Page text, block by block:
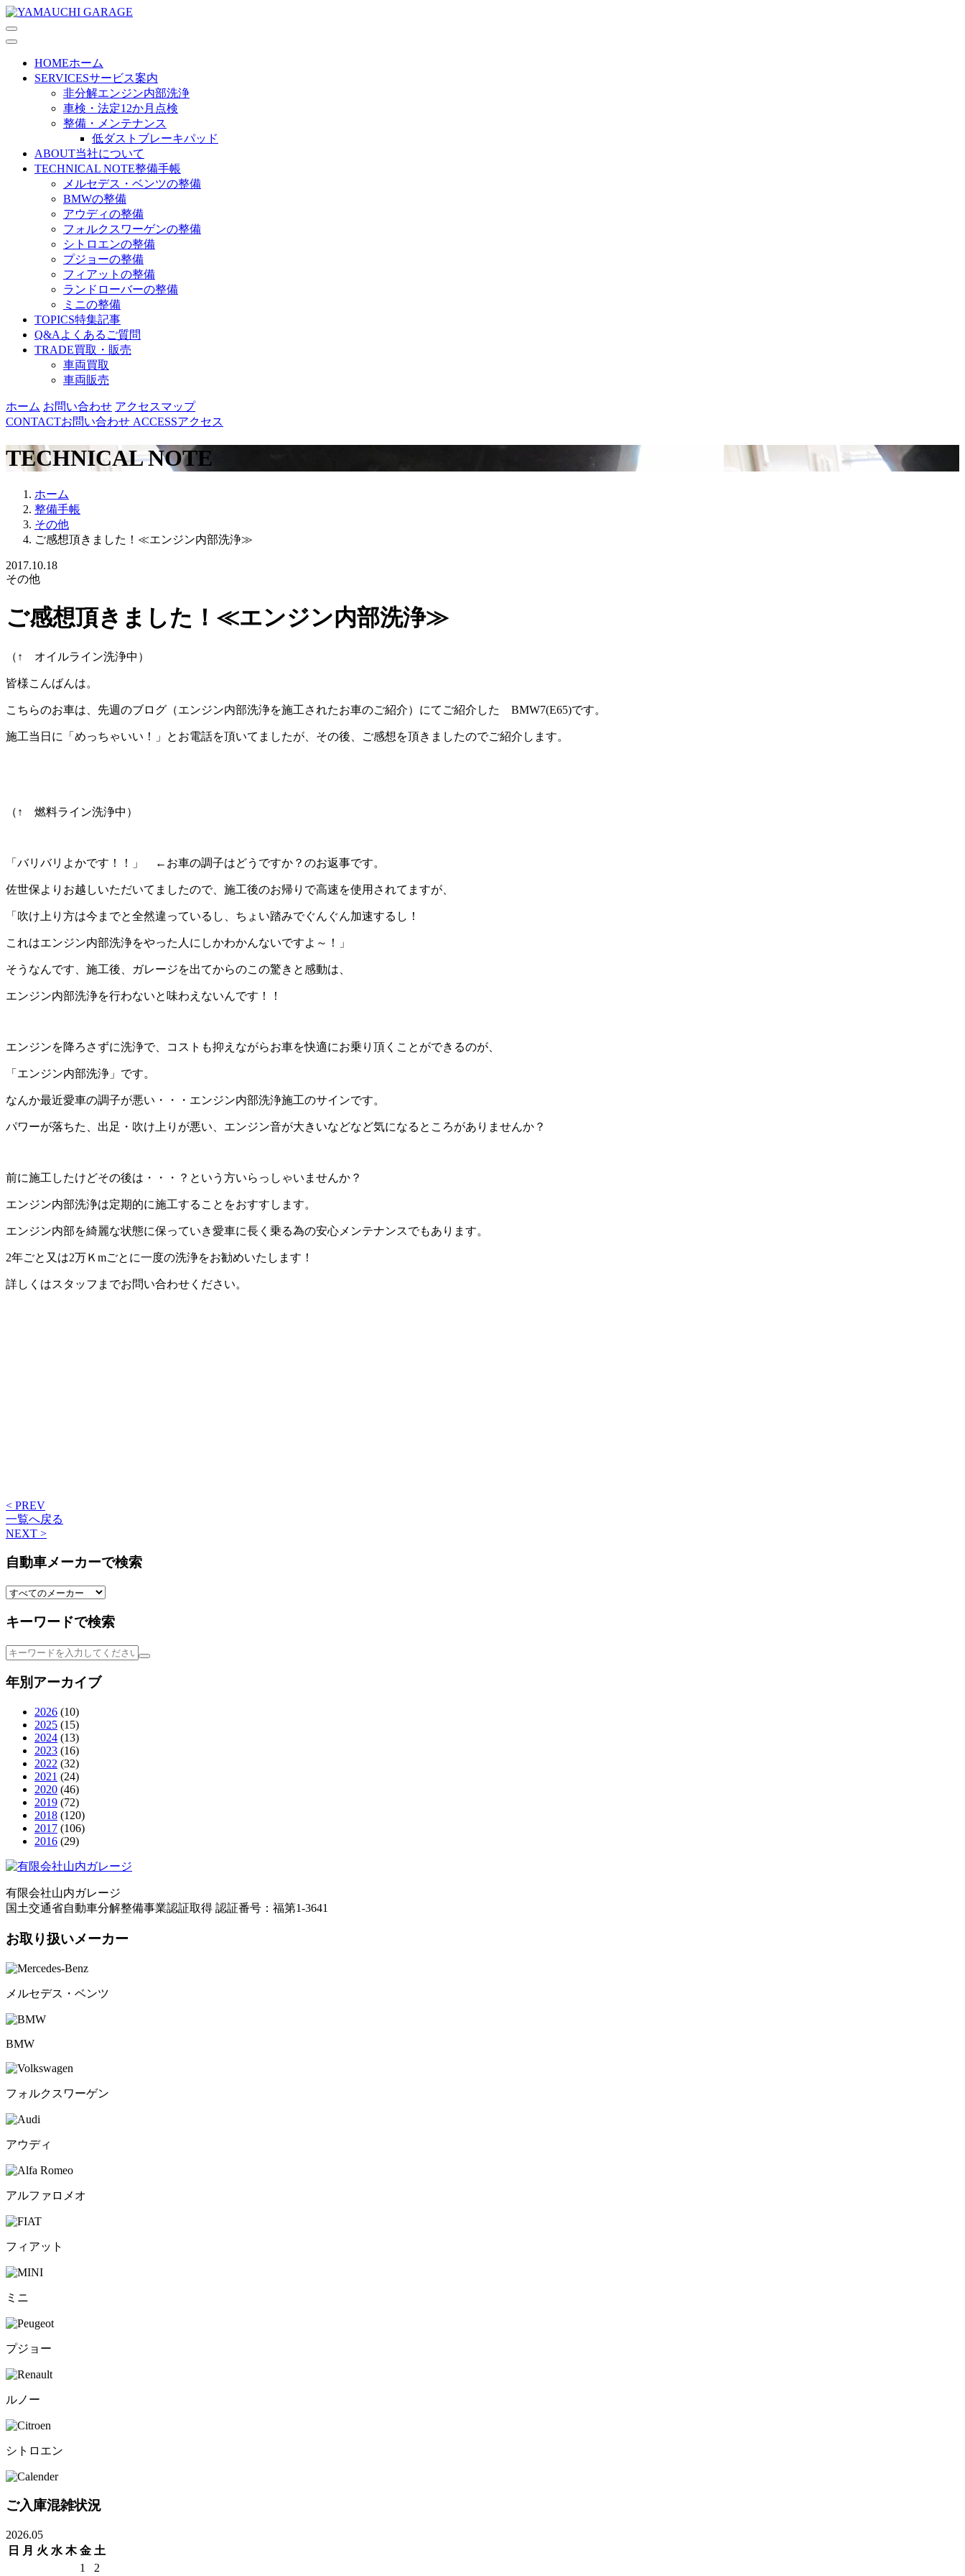
HOMEホーム
SERVICESサービス案内
非分解エンジン内部洗浄
車検・法定12か月点検
整備・メンテナンス
低ダストブレーキパッド
ABOUT当社について
TECHNICAL NOTE整備手帳
メルセデス・ベンツの整備
BMWの整備
アウディの整備
フォルクスワーゲンの整備
シトロエンの整備
プジョーの整備
フィアットの整備
ランドローバーの整備
ミニの整備
TOPICS特集記事
Q&A よくあるご質問
TRADE買取・販売
車両買取
車両販売
ホーム お問い合わせ アクセスマップ
CONTACTお問い合わせ ACCESSアクセス
TECHNICAL NOTE
ホーム
整備手帳
その他
ご感想頂きました！≪エンジン内部洗浄≫
2017.10.18
その他
ご感想頂きました！≪エンジン内部洗浄≫
（↑ オイルライン洗浄中）
皆様こんばんは。
こちらのお車は、先週のブログ（エンジン内部洗浄を施工されたお車のご紹介）にてご紹介した BMW7(E65)です。
施工当日に「めっちゃいい！」とお電話を頂いてましたが、その後、ご感想を頂きましたのでご紹介します。
（↑ 燃料ライン洗浄中）
「バリバリよかです！！」 ←お車の調子はどうですか？のお返事です。
佐世保よりお越しいただいてましたので、施工後のお帰りで高速を使用されてますが、
「吹け上り方は今までと全然違っているし、ちょい踏みでぐんぐん加速するし！
これはエンジン内部洗浄をやった人にしかわかんないですよ～！」
そうなんです、施工後、ガレージを出てからのこの驚きと感動は、
エンジン内部洗浄を行わないと味わえないんです！！
エンジンを降ろさずに洗浄で、コストも抑えながらお車を快適にお乗り頂くことができるのが、
「エンジン内部洗浄」です。
なんか最近愛車の調子が悪い・・・エンジン内部洗浄施工のサインです。
パワーが落ちた、出足・吹け上りが悪い、エンジン音が大きいなどなど気になるところがありませんか？
前に施工したけどその後は・・・？という方いらっしゃいませんか？
エンジン内部洗浄は定期的に施工することをおすすします。
エンジン内部を綺麗な状態に保っていき愛車に長く乗る為の安心メンテナンスでもあります。
2年ごと又は2万Ｋmごとに一度の洗浄をお勧めいたします！
詳しくはスタッフまでお問い合わせください。
< PREV
一覧へ戻る
NEXT >
自動車メーカーで検索
キーワードで検索
年別アーカイブ
2026 (10)
2025 (15)
2024 (13)
2023 (16)
2022 (32)
2021 (24)
2020 (46)
2019 (72)
2018 (120)
2017 (106)
2016 (29)
有限会社山内ガレージ
国土交通省自動車分解整備事業認証取得 認証番号：福第1-3641
お取り扱いメーカー
メルセデス・ベンツ
BMW
フォルクスワーゲン
アウディ
アルファロメオ
フィアット
ミニ
プジョー
ルノー
シトロエン
ご入庫混雑状況
2026.05
日
月 火 水 木 金 土
1
2